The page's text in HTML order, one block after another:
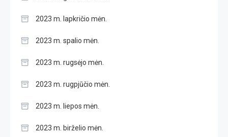
2023 m. lapkričio mėn.
2023 m. spalio mėn.
2023 m. rugsėjo mėn.
2023 m. rugpjūčio mėn.
2023 m. liepos mėn.
2023 m. birželio mėn.